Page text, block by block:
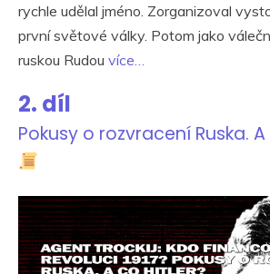
rychle udělal jméno. Zorganizoval
první světové války. Potom jako
ruskou Rudou více…
2. díl
Pokusy o rozvracení Ruska.